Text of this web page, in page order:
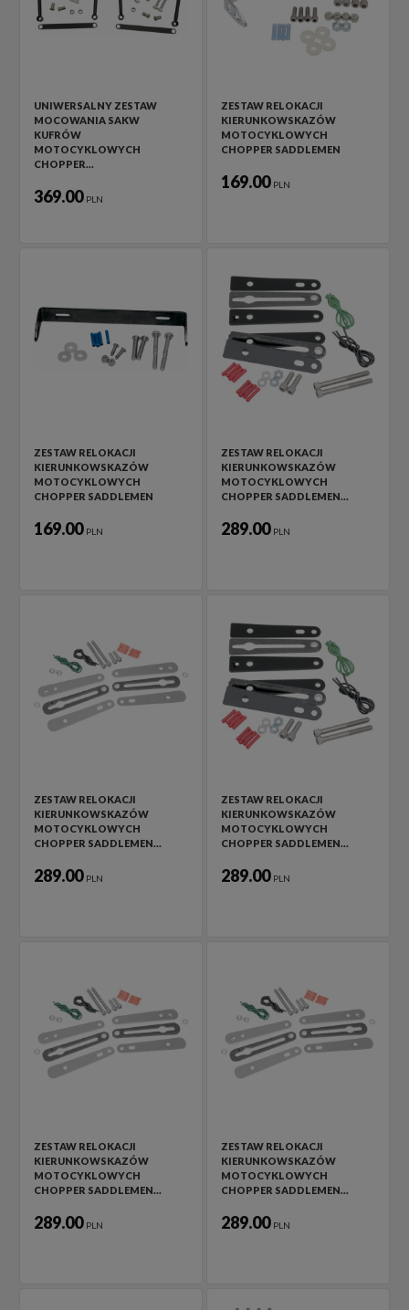
UNIWERSALNY ZESTAW
MOCOWANIA SAKW
KUFRÓW
MOTOCYKLOWYCH
CHOPPER…
369.00 PLN
ZESTAW RELOKACJI
KIERUNKOWSKAZÓW
MOTOCYKLOWYCH
CHOPPER SADDLEMEN
169.00 PLN
ZESTAW RELOKACJI
KIERUNKOWSKAZÓW
MOTOCYKLOWYCH
CHOPPER SADDLEMEN
169.00 PLN
ZESTAW RELOKACJI
KIERUNKOWSKAZÓW
MOTOCYKLOWYCH
CHOPPER SADDLEMEN…
289.00 PLN
ZESTAW RELOKACJI
KIERUNKOWSKAZÓW
MOTOCYKLOWYCH
CHOPPER SADDLEMEN…
289.00 PLN
ZESTAW RELOKACJI
KIERUNKOWSKAZÓW
MOTOCYKLOWYCH
CHOPPER SADDLEMEN…
289.00 PLN
ZESTAW RELOKACJI
KIERUNKOWSKAZÓW
MOTOCYKLOWYCH
CHOPPER SADDLEMEN…
289.00 PLN
ZESTAW RELOKACJI
KIERUNKOWSKAZÓW
MOTOCYKLOWYCH
CHOPPER SADDLEMEN…
289.00 PLN